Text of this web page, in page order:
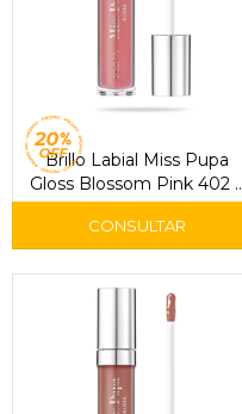
Brillo Labial Miss Pupa
Gloss Blossom Pink 402 –
Pupa